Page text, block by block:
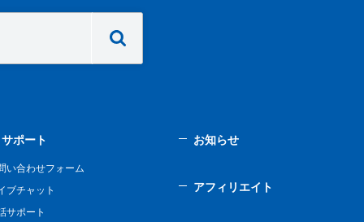
サポート
い合わせフォーム
ブチャット
サポート
お知らせ
アフィリエイト